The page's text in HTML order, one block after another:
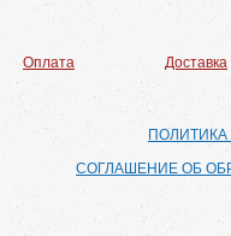
Оплата Доставка
СОГЛАШЕНИЕ ОБ